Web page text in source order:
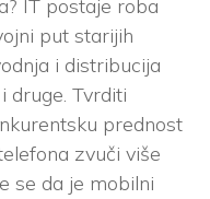
IT postaje roba
put starijih
i distribucija
druge. Tvrditi
prednost
zvuči više
se da je mobilni